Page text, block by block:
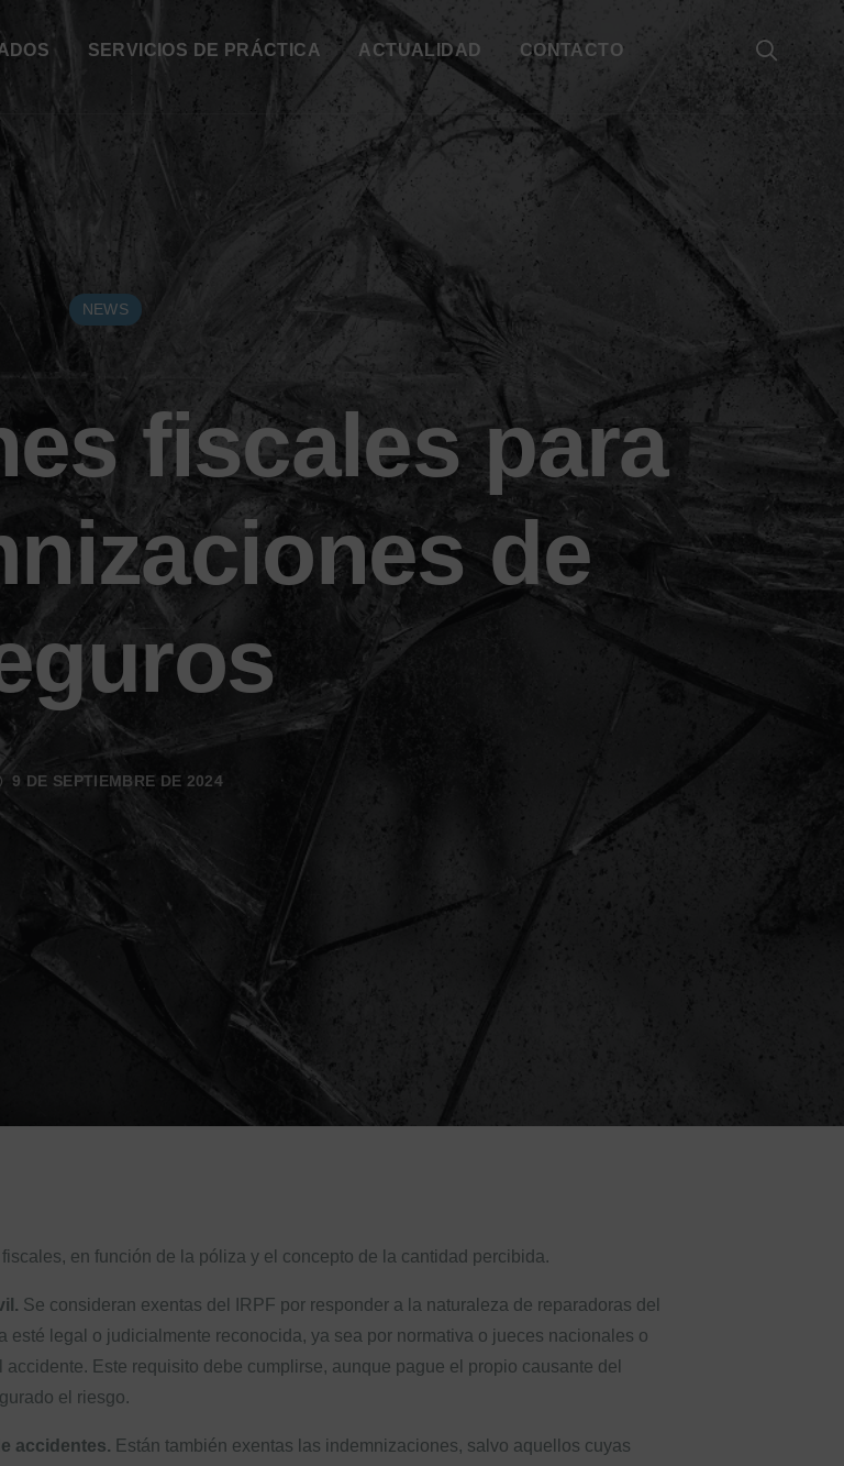
SERVICIOS DE PRÁCTICA ACTUALIDAD CONTACTO
NEWS
fiscales para
de
9 DE SEPTIEMBRE DE 2024
en función de la póliza y el concepto de la cantidad percibida.
Se consideran exentas del IRPF por responder a la naturaleza de reparadoras del
legal o judicialmente reconocida, ya sea por normativa o jueces nacionales o
Este requisito debe cumplirse, aunque pague el propio causante del
el riesgo.
accidentes. Están también exentas las indemnizaciones, salvo aquellos cuyas